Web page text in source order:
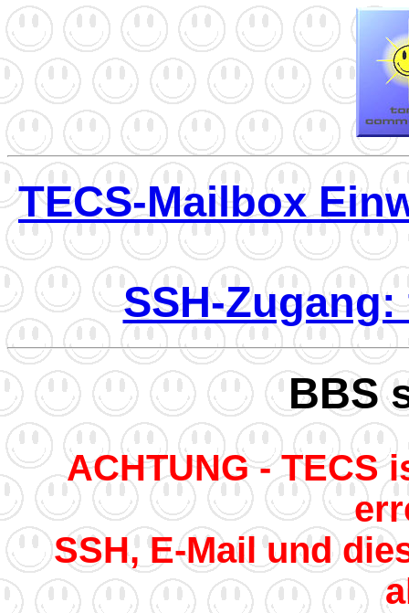
TECS-Mailbox
SSH-
BBS
ACHTUNG - TECS
SSH, E-Mail und